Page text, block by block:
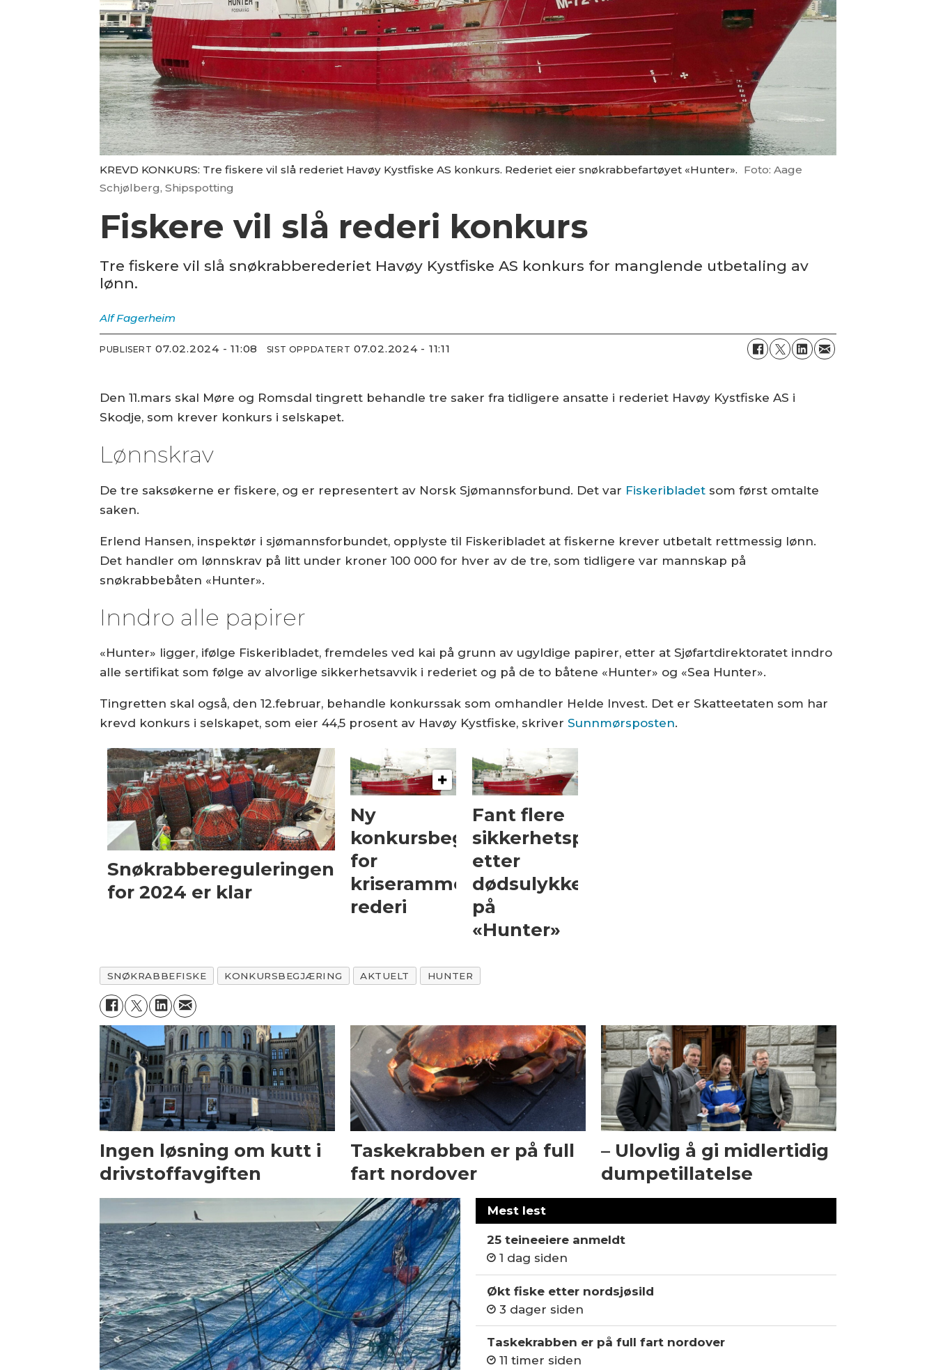
KREVD KONKURS: Tre fiskere vil slå rederiet Havøy Kystfiske AS konkurs. Rederiet eier snøkrabbefartøyet «Hunter». Foto: Aage
Schjølberg, Shipspotting
Fiskere vil slå rederi konkurs
Tre fiskere vil slå snøkrabberederiet Havøy Kystfiske AS konkurs for manglende utbetaling av
lønn.
Alf Fagerheim
PUBLISERT 07.02.2024 - 11:08 SIST OPPDATERT 07.02.2024 - 11:11
Den 11.mars skal Møre og Romsdal tingrett behandle tre saker fra tidligere ansatte i rederiet Havøy Kystfiske AS i
Skodje, som krever konkurs i selskapet.
Lønnskrav
De tre saksøkerne er fiskere, og er representert av Norsk Sjømannsforbund. Det var Fiskeribladet som først omtalte
saken.
Erlend Hansen, inspektør i sjømannsforbundet, opplyste til Fiskeribladet at fiskerne krever utbetalt rettmessig lønn.
Det handler om lønnskrav på litt under kroner 100 000 for hver av de tre, som tidligere var mannskap på
snøkrabbebåten «Hunter».
Inndro alle papirer
«Hunter» ligger, ifølge Fiskeribladet, fremdeles ved kai på grunn av ugyldige papirer, etter at Sjøfartdirektoratet inndro
alle sertifikat som følge av alvorlige sikkerhetsavvik i rederiet og på de to båtene «Hunter» og «Sea Hunter».
Tingretten skal også, den 12.februar, behandle konkurssak som omhandler Helde Invest. Det er Skatteetaten som har
krevd konkurs i selskapet, som eier 44,5 prosent av Havøy Kystfiske, skriverSunnmørsposten.
Snøkrabbereguleringen
for 2024 er klar
Ny
konkursbegjæring
for
kriserammet
rederi
Fant flere
sikkerhetsproblemer
etter
dødsulykken
på
«Hunter»
SNØKRABBEFISKE KONKURSBEGJÆRING AKTUELT HUNTER
Ingen løsning om kutt i
drivstoffavgiften
Taskekrabben er på full
fart nordover
– Ulovlig å gi midlertidig
dumpetillatelse
Mest lest
25 teineeiere anmeldt
1 dag siden
Økt fiske etter nordsjøsild
3 dager siden
Taskekrabben er på full fart nordover
11 timer siden